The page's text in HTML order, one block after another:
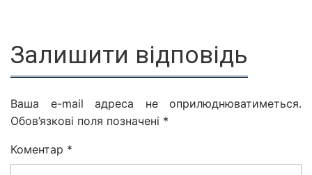
Залишити відповідь
Ваша e-mail адреса не оприлюднюватиметься.
Обов’язкові поля позначені *
Коментар *